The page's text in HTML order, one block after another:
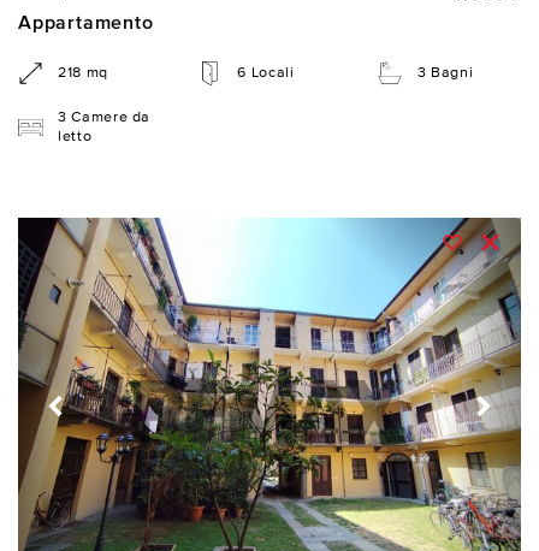
Appartamento
218 mq 6 Locali 3 Bagni
3 Camere da
letto